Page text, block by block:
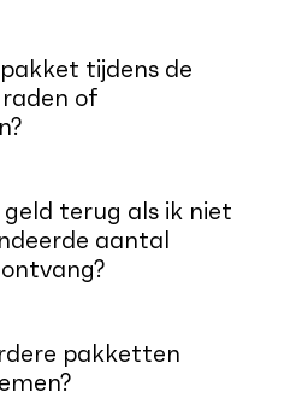
tijdens de
of
geld terug als ik niet
aantal
pakketten